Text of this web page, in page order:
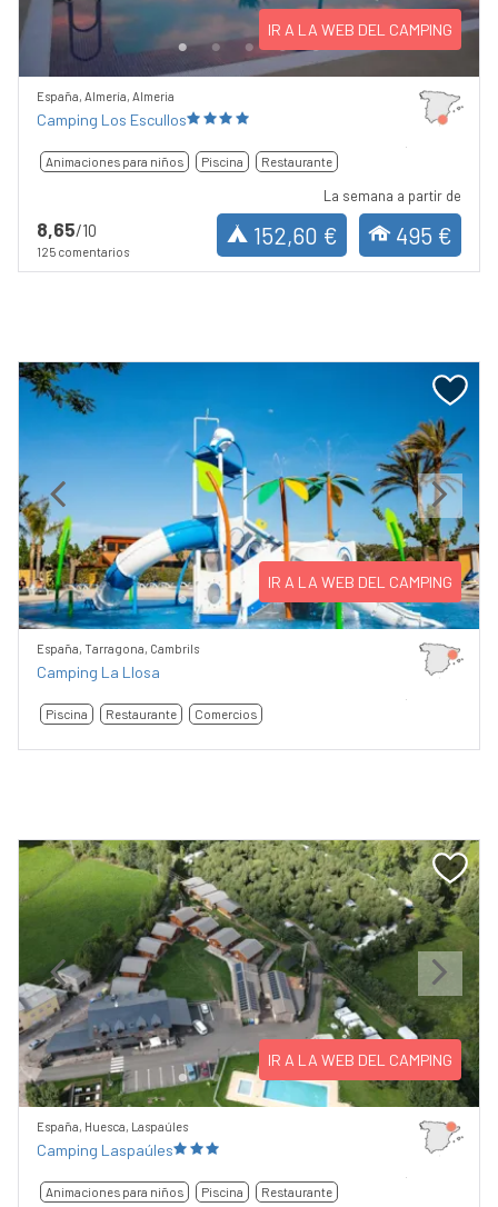
IR A LA WEB DEL CAMPING
España, Almería, Almeria
Camping Los Escullos
Animaciones para niños Piscina Restaurante
8,65/10
125 comentarios
La semana a partir de
152,60 € 495 €
Previous Next
IR A LA WEB DEL CAMPING
España, Tarragona, Cambrils
Camping La Llosa
Piscina Restaurante Comercios
Previous Next
IR A LA WEB DEL CAMPING
España, Huesca, Laspaúles
Camping Laspaúles
Animaciones para niños Piscina Restaurante